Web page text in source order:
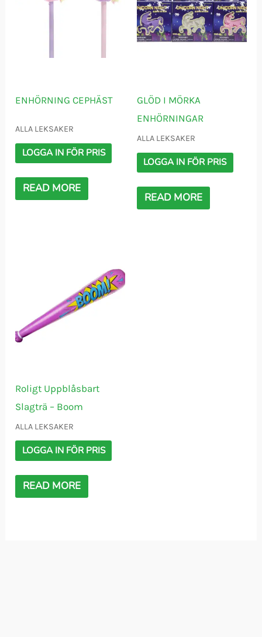
ENHÖRNING CEPHÄST
ALLA LEKSAKER
LOGGA IN FÖR PRIS
READ MORE
GLÖD I MÖRKA
ENHÖRNINGAR
ALLA LEKSAKER
LOGGA IN FÖR PRIS
READ MORE
Roligt Uppblåsbart
Slagträ – Boom
ALLA LEKSAKER
LOGGA IN FÖR PRIS
READ MORE